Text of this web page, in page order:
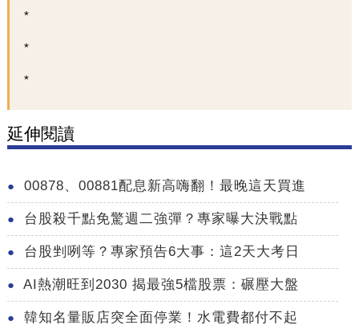
延伸閱讀
00878、00881配息新高嗨翻！最晚這天買進
台股殺千點免驚週二強彈？專家曝大決戰點
台股剉咧等？專家預告6大事：這2天大考日
AI熱潮旺到2030 揭最強5檔股票：碾壓大盤
韓知名量販店突全面停業！水電費都付不起